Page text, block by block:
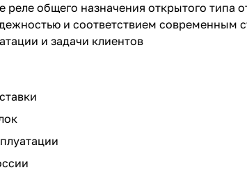
реле общего назначения открытого
и соответствием современным
и задачи клиентов